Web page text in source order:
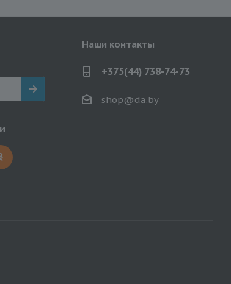
Наши контакты
+375(44) 738-74-73
shop@da.by